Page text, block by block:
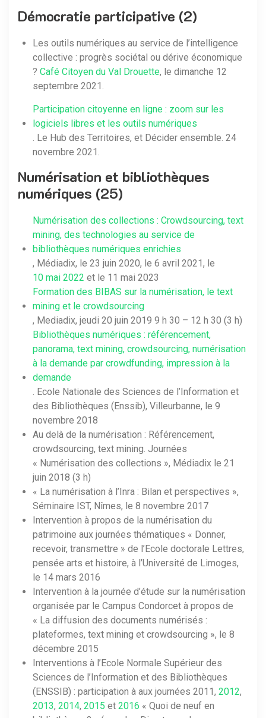
Démocratie participative (2)
Les outils numériques au service de l’intelligence
collective : progrès sociétal ou dérive économique
? Café Citoyen du Val Drouette, le dimanche 12
septembre 2021.
Participation citoyenne en ligne : zoom sur les
logiciels libres et les outils numériques
. Le Hub des Territoires, et Décider ensemble. 24
novembre 2021.
Numérisation et bibliothèques
numériques (25)
Numérisation des collections : Crowdsourcing, text
mining, des technologies au service de
bibliothèques numériques enrichies
, Médiadix, le 23 juin 2020, le 6 avril 2021, le
10 mai 2022 et le 11 mai 2023
Formation des BIBAS sur la numérisation, le text
mining et le crowdsourcing
, Mediadix, jeudi 20 juin 2019 9 h 30 – 12 h 30 (3 h)
Bibliothèques numériques : référencement,
panorama, text mining, crowdsourcing, numérisation
à la demande par crowdfunding, impression à la
demande
. Ecole Nationale des Sciences de l’Information et
des Bibliothèques (Enssib), Villeurbanne, le 9
novembre 2018
Au delà de la numérisation : Référencement,
crowdsourcing, text mining. Journées
« Numérisation des collections », Médiadix le 21
juin 2018 (3 h)
« La numérisation à l’Inra : Bilan et perspectives »,
Séminaire IST, Nîmes, le 8 novembre 2017
Intervention à propos de la numérisation du
patrimoine aux journées thématiques « Donner,
recevoir, transmettre » de l’Ecole doctorale Lettres,
pensée arts et histoire, à l’Université de Limoges,
le 14 mars 2016
Intervention à la journée d’étude sur la numérisation
organisée par le Campus Condorcet à propos de
« La diffusion des documents numérisés :
plateformes, text mining et crowdsourcing », le 8
décembre 2015
Interventions à l’Ecole Normale Supérieur des
Sciences de l’Information et des Bibliothèques
(ENSSIB) : participation à aux journées 2011, 2012,
2013, 2014, 2015 et 2016 « Quoi de neuf en